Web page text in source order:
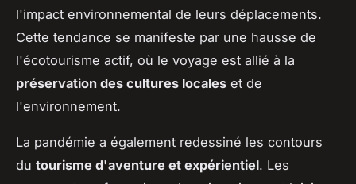
l'impact environnemental de leurs déplacements.
Cette tendance se manifeste par une hausse de
l'écotourisme actif, où le voyage est allié à la
préservation des cultures locales et de
l'environnement.
La pandémie a également redessiné les contours
du tourisme d'aventure et expérientiel. Les